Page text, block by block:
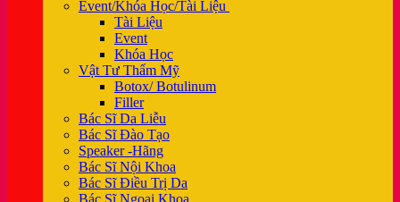
Event/Khóa Học/Tài Liệu
Tài Liệu
Event
Khóa Học
Vật Tư Thẩm Mỹ
Botox/ Botulinum
Filler
Bác Sĩ Da Liễu
Bác Sĩ Đào Tạo
Speaker -Hãng
Bác Sĩ Nội Khoa
Bác Sĩ Điều Trị Da
Bác Sĩ Ngoại Khoa